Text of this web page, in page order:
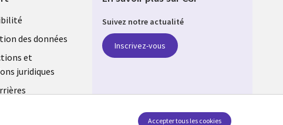
des données
et
juridiques
Suivez notre actualité
Inscrivez-vous
Accepter tous les cookies